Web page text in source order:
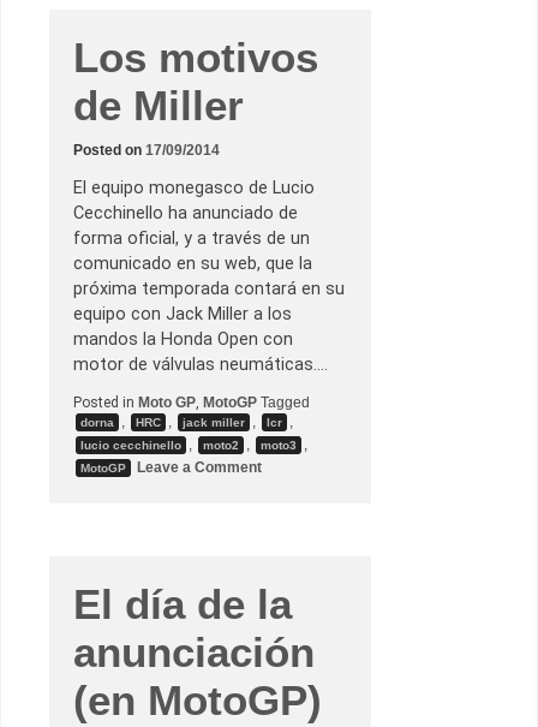
d
i
a
C
i
i
s
e
u
b
r
á
n
l
s
B
M
W
d
e
Los motivos
de Miller
Posted on 17/09/2014
El equipo monegasco de Lucio
Cecchinello ha anunciado de
forma oficial, y a través de un
comunicado en su web, que la
próxima temporada contará en su
equipo con Jack Miller a los
mandos la Honda Open con
motor de válvulas neumáticas.…
Posted in Moto GP, MotoGP Tagged
dorna , HRC , jack miller , lcr ,
lucio cecchinello , moto2 , moto3 ,
MotoGP Leave a Commento
v
s
d
e
M
i
El día de la
anunciación
(en MotoGP)